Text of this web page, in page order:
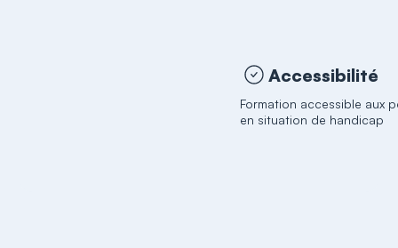
Accessibilité
Formation accessible aux
en situation de handicap